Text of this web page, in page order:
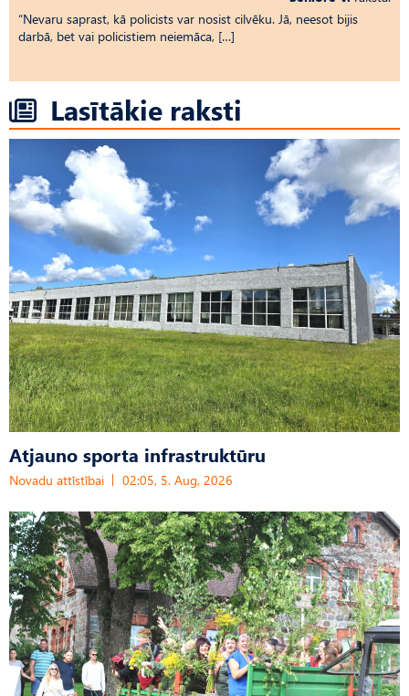
“Nevaru saprast, kā policists var nosist cilvēku. Jā, neesot bijis
darbā, bet vai policistiem neiemāca, […]
Lasītākie raksti
Atjauno sporta infrastruktūru
Novadu attīstībai 02:05, 5. Aug, 2026